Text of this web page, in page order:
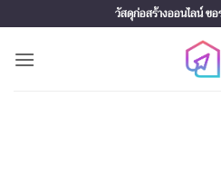
to
content
วัสดุก่อสร้างออนไลน์ ขอ